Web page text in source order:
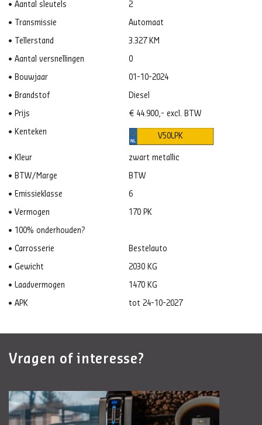
Aantal sleutels 2
Transmissie Automaat
Tellerstand 3.327 KM
Aantal versnellingen 0
Bouwjaar 01-10-2024
Brandstof Diesel
Prijs € 44.900,- excl. BTW
Kenteken V50LPK
Kleur zwart metallic
BTW/Marge BTW
Emissieklasse 6
Vermogen 170 PK
100% onderhouden?
Carrosserie Bestelauto
Gewicht 2030 KG
Laadvermogen 1470 KG
APK tot 24-10-2027
Vragen of interesse?